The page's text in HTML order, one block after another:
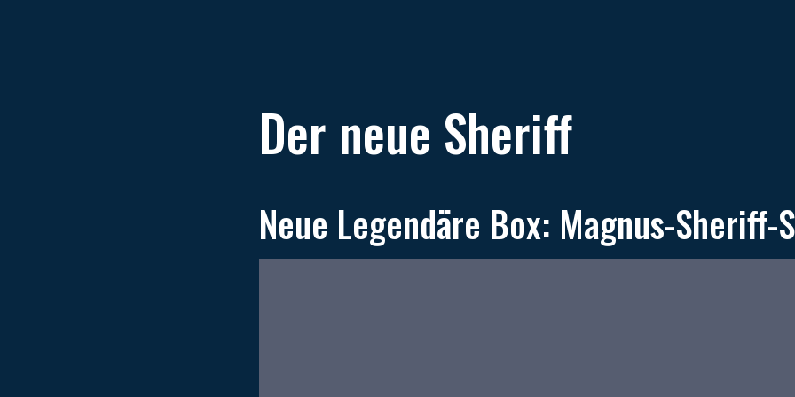
Der neue Sheriff
Neue Legendäre Box: Magnus-Sheriff-